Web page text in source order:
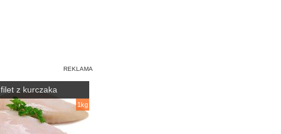
filet z kurczaka
1kg